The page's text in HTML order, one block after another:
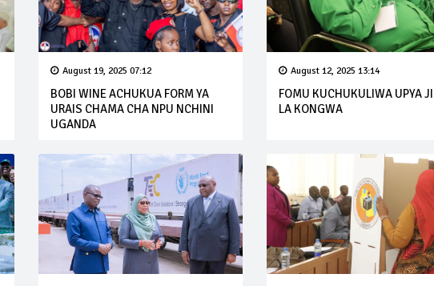
August 19, 2025 07:12
BOBI WINE ACHUKUA FORM YA
URAIS CHAMA CHA NPU NCHINI
UGANDA
August 12, 2025 13:14
FOMU KUCHUKULIWA UPYA
LA KONGWA